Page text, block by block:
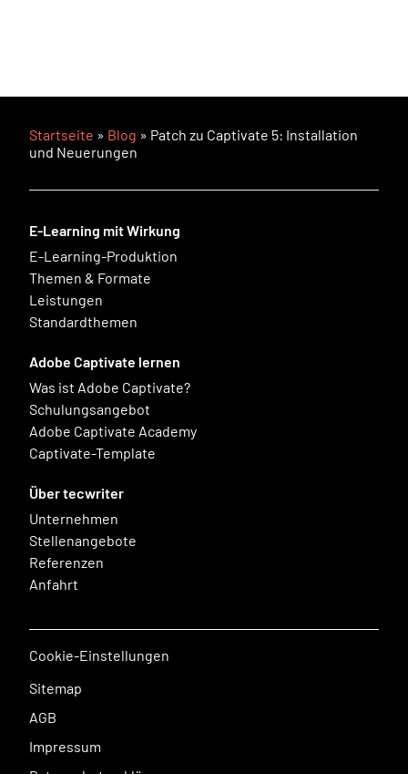
Startseite » Blog » Patch zu Captivate 5: Installation
und Neuerungen
E-Learning mit Wirkung
E-Learning-Produktion
Themen & Formate
Leistungen
Standardthemen
Adobe Captivate lernen
Was ist Adobe Captivate?
Schulungsangebot
Adobe Captivate Academy
Captivate-Template
Über tecwriter
Unternehmen
Stellenangebote
Referenzen
Anfahrt
Cookie-Einstellungen
Sitemap
AGB
Impressum